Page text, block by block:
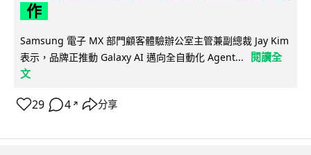
作
Samsung 電子 MX 部門顧客體驗辦公室主管兼副總裁 Jay Kim
表示，品牌正推動 Galaxy AI 邁向全自動化 Agent...
閱讀全
文
29 4 ↗ 分享